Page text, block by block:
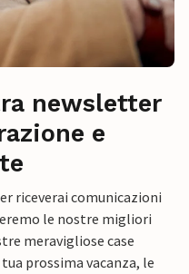
newsletter
e
riceverai comunicazioni
le nostre migliori
meravigliose case
prossima vacanza, le